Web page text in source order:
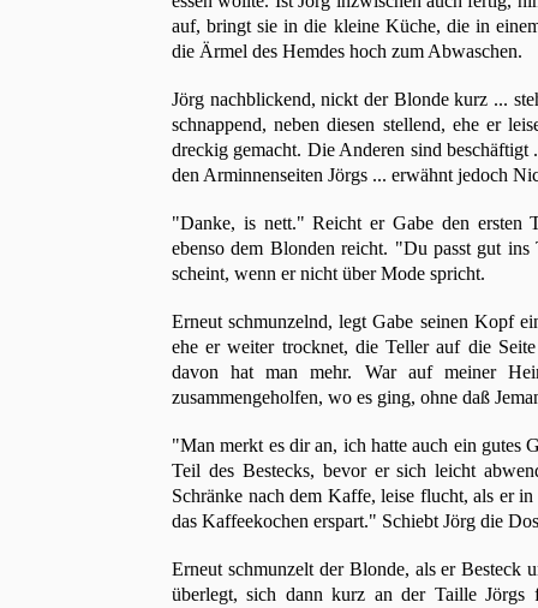
auf, bringt sie in die kleine Küche, die in
die Ärmel des Hemdes hoch zum Abwaschen.
Jörg nachblickend, nickt der Blonde kurz ...
schnappend, neben diesen stellend, ehe er
dreckig gemacht. Die Anderen sind
den Arminnenseiten Jörgs ... erwähnt jedoch
"Danke, is nett." Reicht er Gabe den ersten
ebenso dem Blonden reicht. "Du passt gut
scheint, wenn er nicht über Mode spricht.
Erneut schmunzelnd, legt Gabe seinen Kopf
ehe er weiter trocknet, die Teller auf die
davon hat man mehr. War auf meiner
zusammengeholfen, wo es ging, ohne daß
"Man merkt es dir an, ich hatte auch ein gutes
Teil des Bestecks, bevor er sich leicht
Schränke nach dem Kaffe, leise flucht, als er
das Kaffeekochen erspart." Schiebt Jörg die
Erneut schmunzelt der Blonde, als er Besteck
überlegt, sich dann kurz an der Taille